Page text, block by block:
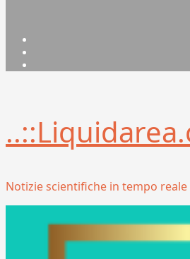
Notizie scientifiche in tempo reale